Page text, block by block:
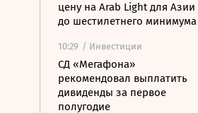
цену на Arab Light для Азии
до шестилетнего минимума
10:29 / Инвестиции
СД «Мегафона»
рекомендовал выплатить
дивиденды за первое
полугодие